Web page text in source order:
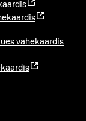
vahekaardis